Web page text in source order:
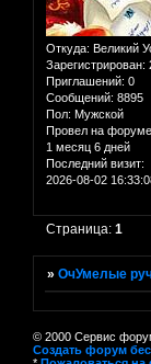
Откуда: Великий
Зарегистрирован:
Приглашений: 0
Сообщений: 8895
Пол: Мужской
Провел на
1 месяц 6 дней
Последний визит:
2026-08-02
Страница:1
»ОчУмелые
© 2000 Сервис
Создать форум